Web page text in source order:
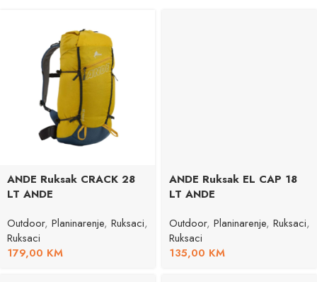
ANDE Ruksak CRACK 28
LT ANDE
Outdoor, Planinarenje, Ruksaci,
Ruksaci
179,00 KM
ANDE Ruksak EL CAP 18
LT ANDE
Outdoor, Planinarenje, Ruksaci,
Ruksaci
135,00 KM